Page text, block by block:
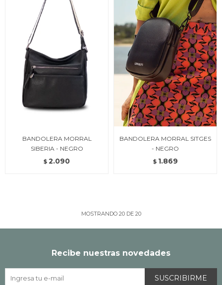
BANDOLERA MORRAL
SIBERIA - NEGRO
$ 2.090
BANDOLERA MORRAL SITGES
- NEGRO
$ 1.869
MOSTRANDO 20DE 20
Recibe nuestras novedades
SUSCRIBIRME